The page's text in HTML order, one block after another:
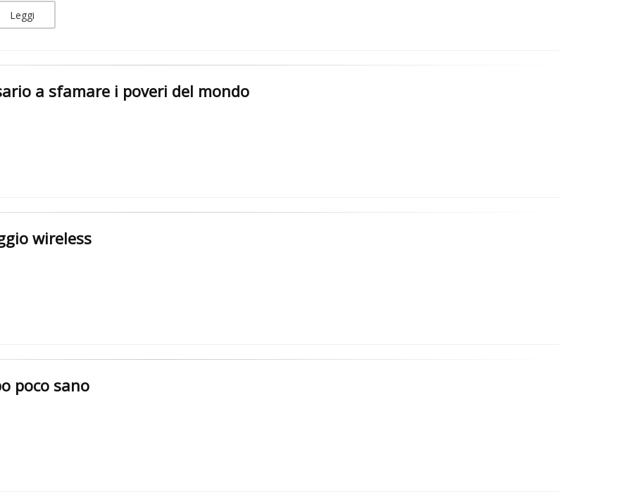
Leggi
a sfamare i poveri del mondo
wireless
poco sano